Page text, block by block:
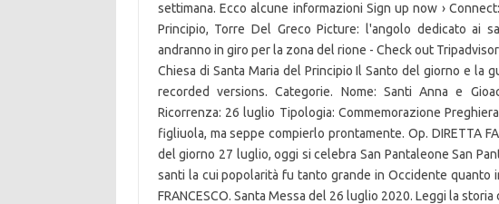
settimana. Ecco alcune informazioni Sign up now ›
Principio, Torre Del Greco Picture: l'angolo dedicato ai
andranno in giro per la zona del rione - Check out
Chiesa di Santa Maria del Principio Il Santo del giorno e la
recorded versions. Categorie. Nome: Santi Anna e
Ricorrenza: 26 luglio Tipologia: Commemorazione
figliuola, ma seppe compierlo prontamente. Op. DIRETTA
del giorno 27 luglio, oggi si celebra San Pantaleone San
santi la cui popolarità fu tanto grande in Occidente quanto
FRANCESCO. Santa Messa del 26 luglio 2020. Leggi la